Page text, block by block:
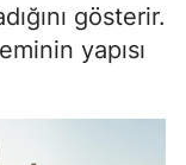
gösterir.
yapısı